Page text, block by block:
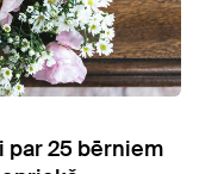
ģimenes tiek